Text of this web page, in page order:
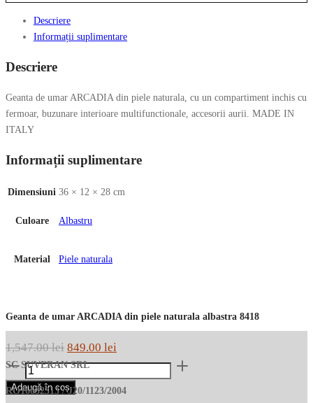
Descriere
Informații suplimentare
Descriere
Geanta de umar ARCADIA din piele naturala, cu un compartiment inchis cu
fermoar, buzunare interioare multifunctionale, accesorii aurii. MADE IN
ITALY
Informații suplimentare
Dimensiuni 36 × 12 × 28 cm
Culoare Albastru
Material Piele naturala
Geanta de umar ARCADIA din piele naturala albastra 8418
1,547.00lei Prețul
inițial
a
849.00 lei
curent
este:
Cantitate
Geanta
de
Adaugă în coș
SC SUVERAN SRL
RO16632313 / J20/1123/2004